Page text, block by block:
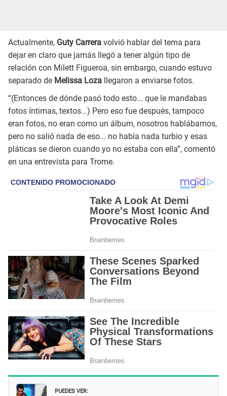
Actualmente, Guty Carrera volvió hablar del tema para
dejar en claro que jamás llegó a tener algún tipo de
relación con Milett Figueroa, sin embargo, cuando estuvo
separado de Melissa Loza llegaron a enviarse fotos.
“(Entonces de dónde pasó todo esto... que le mandabas
fotos íntimas, textos...) Pero eso fue después, tampoco
eran fotos, no eran como un álbum, nosotros hablábamos,
pero no salió nada de eso... no había nada turbio y esas
pláticas se dieron cuando yo no estaba con ella”, comentó
en una entrevista para Trome.
PUEDES VER: